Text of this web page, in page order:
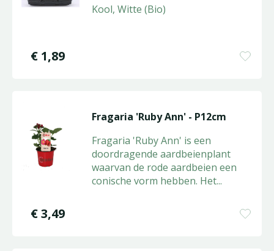
Kool, Witte (Bio)
€ 1,89
Fragaria 'Ruby Ann' - P12cm
Fragaria 'Ruby Ann' is een
doordragende aardbeienplant
waarvan de rode aardbeien een
conische vorm hebben. Het...
€3,49